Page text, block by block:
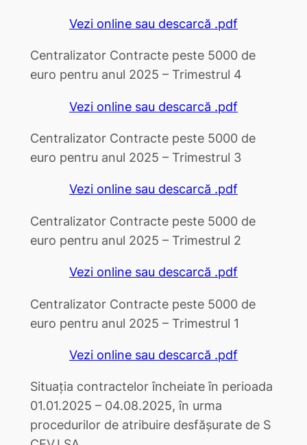
Vezi online sau descarcă .pdf
Centralizator Contracte peste 5000 de
euro pentru anul 2025 – Trimestrul 4
Vezi online sau descarcă .pdf
Centralizator Contracte peste 5000 de
euro pentru anul 2025 – Trimestrul 3
Vezi online sau descarcă .pdf
Centralizator Contracte peste 5000 de
euro pentru anul 2025 – Trimestrul 2
Vezi online sau descarcă .pdf
Centralizator Contracte peste 5000 de
euro pentru anul 2025 – Trimestrul 1
Vezi online sau descarcă .pdf
Situația contractelor încheiate în perioada
01.01.2025 – 04.08.2025, în urma
procedurilor de atribuire desfășurate de S